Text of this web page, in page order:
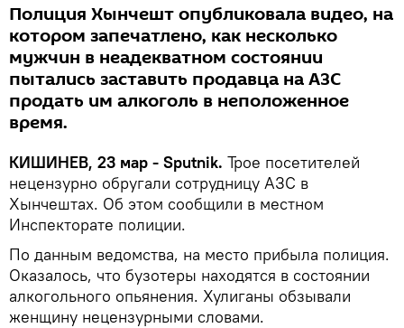
Полиция Хынчешт опубликовала видео, на
котором запечатлено, как несколько
мужчин в неадекватном состоянии
пытались заставить продавца на АЗС
продать им алкоголь в неположенное
время.
КИШИНЕВ, 23 мар - Sputnik. Трое посетителей
нецензурно обругали сотрудницу АЗС в
Хынчештах. Об этом сообщили в местном
Инспекторате полиции.
По данным ведомства, на место прибыла полиция.
Оказалось, что бузотеры находятся в состоянии
алкогольного опьянения. Хулиганы обзывали
женщину нецензурными словами.